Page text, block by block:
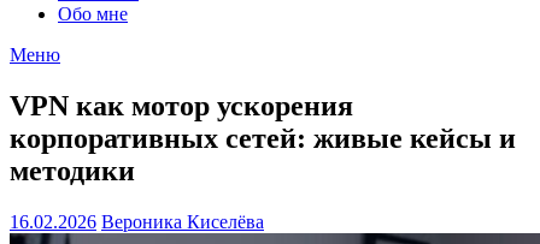
Обо мне
Меню
VPN как мотор ускорения
корпоративных сетей: живые кейсы и
методики
16.02.2026 Вероника Киселёва